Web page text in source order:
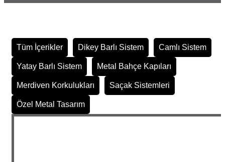
Tüm İçerikler Dikey Barlı Sistem Camlı Sistem
Yatay Barlı Sistem Metal Bahçe Kapıları
Merdiven Korkulukları Saçak Sistemleri
Özel Metal Tasarım